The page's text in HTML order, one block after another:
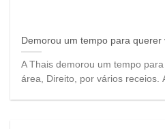
Demorou um tempo para
A Thais demorou um tempo
área, Direito, por vários receios.